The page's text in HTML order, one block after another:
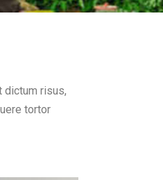
dictum risus,
tortor